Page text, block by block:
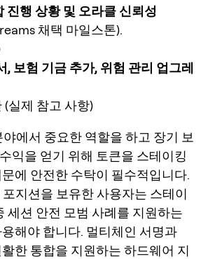
진행 상황 및 오라클 신뢰성
채택 마일스톤).
, 보험 기금 추가, 위험 관리 업그레
(실제 참고 사항)
에서 중요한 역할을 하고 장기 보
익을 얻기 위해 토큰을 스테이킹
에 안전한 수탁이 필수적입니다.
포지션을 보유한 사용자는 스테이
세션 안전 모범 사례를 지원하는
해야 합니다. 멀티체인 서명과
한 통합을 지원하는 하드웨어 지